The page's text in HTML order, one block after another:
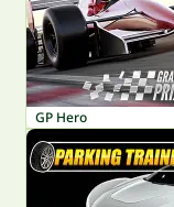
GP Hero